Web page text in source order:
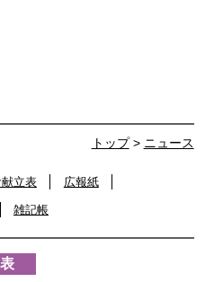
トップ> ニュース
立表 広報紙
雑記帳